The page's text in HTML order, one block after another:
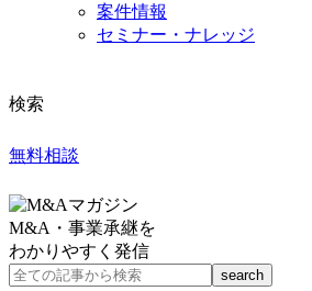
案件情報
セミナー・ナレッジ
検索
無料相談
M&A・事業承継を
わかりやすく発信